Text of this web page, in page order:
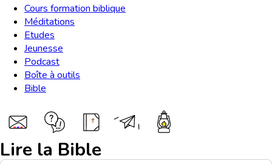
Cours formation biblique
Méditations
Etudes
Jeunesse
Podcast
Boîte à outils
Bible
Lire la Bible